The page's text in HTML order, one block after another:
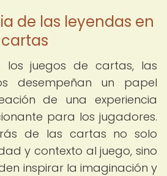
de las leyendas en
los juegos de cartas, las
desempeñan un papel
de una experiencia
para los jugadores.
de las cartas no solo
y contexto al juego, sino
inspirar la imaginación y